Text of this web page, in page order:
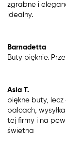
zgrabne i
idealny.
Barnadetta
Buty pięknie.
Asia T.
piękne buty,
palcach,
tej firmy i na
świetna